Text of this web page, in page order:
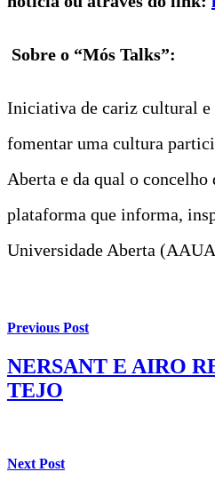
Sobre o “Mós Talks”:
Iniciativa de cariz cultural e
fomentar uma cultura
Aberta e da qual o
plataforma que informa,
Universidade Aberta
Previous Post
NERSANT E AIRO
TEJO
Next Post